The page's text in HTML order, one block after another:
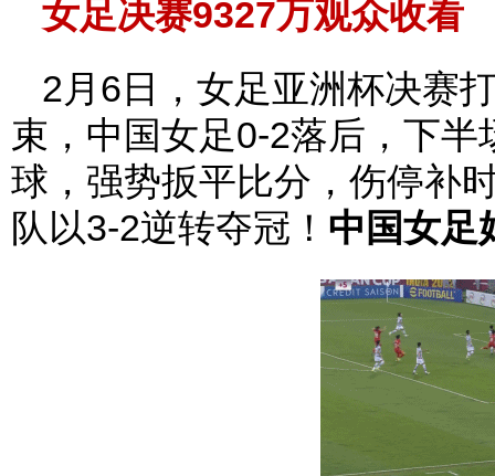
女足决赛9327万观众收看
2月6日，女足亚洲杯决赛
束，中国女足0-2落后，下
球，强势扳平比分，伤停补
队以3-2逆转夺冠！ 中国女足